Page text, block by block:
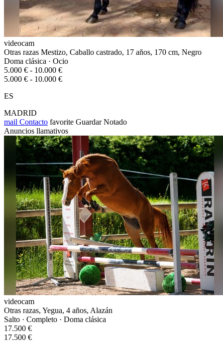
videocam
Otras razas Mestizo, Caballo castrado, 17 años, 170 cm, Negro
Doma clásica · Ocio
5.000 € - 10.000 €
5.000 € - 10.000 €
ES
MADRID
mail Contacto favorite Guardar Notado
Anuncios llamativos
videocam
Otras razas, Yegua, 4 años, Alazán
Salto · Completo · Doma clásica
17.500 €
17.500 €